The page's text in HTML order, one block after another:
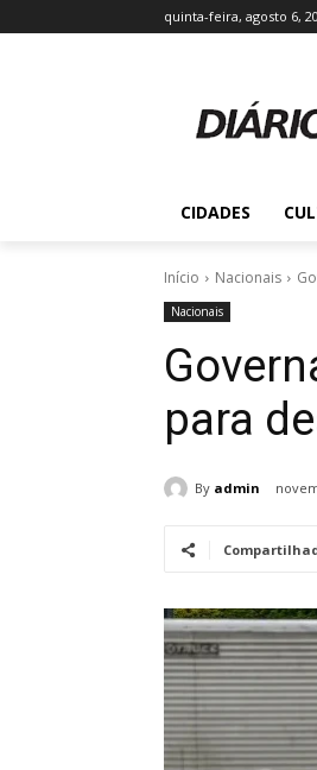
quinta-feira, agosto 6,
CIDADES
Início Nacionais
Nacionais
para
By admin